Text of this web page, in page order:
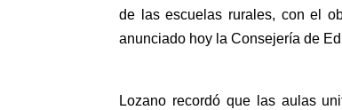
de las escuelas rurales, con el
anunciado hoy la Consejería de
Lozano recordó que las aulas